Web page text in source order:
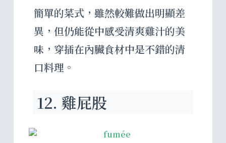
簡單的菜式，雖然較難做出明顯差
異，但仍能從中感受清爽雞汁的美
味，穿插在內臟食材中是不錯的清
口料理。
12. 雞屁股